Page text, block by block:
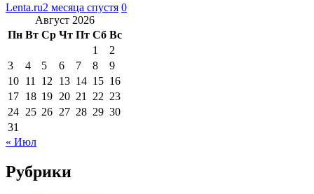
Lenta.ru2 месяца спустя 0
Август 2026
Пн Вт Ср Чт Пт Сб Вс
1
2
3
4 5 6 7 8
9
10 11 12 13 14 15 16
17 18 19 20 21 22 23
24 25 26 27 28 29 30
31
« Июл
Рубрики